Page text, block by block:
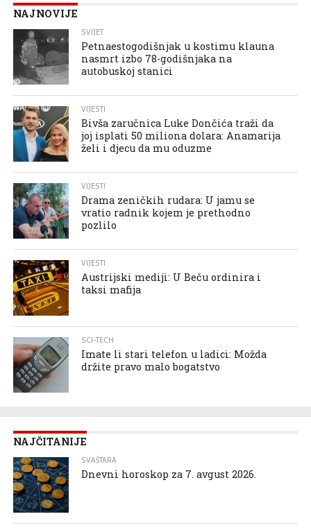
NAJNOVIJE
SVIJET
Petnaestogodišnjak u kostimu klauna
nasmrt izbo 78-godišnjaka na
autobuskoj stanici
VIJESTI
Bivša zaručnica Luke Dončića traži da
joj isplati 50 miliona dolara: Anamarija
želi i djecu da mu oduzme
VIJESTI
Drama zeničkih rudara: U jamu se
vratio radnik kojem je prethodno
pozlilo
VIJESTI
Austrijski mediji: U Beču ordinira i
taksi mafija
SCI-TECH
Imate li stari telefon u ladici: Možda
držite pravo malo bogatstvo
NAJČITANIJE
SVAŠTARA
Dnevni horoskop za 7. avgust 2026.